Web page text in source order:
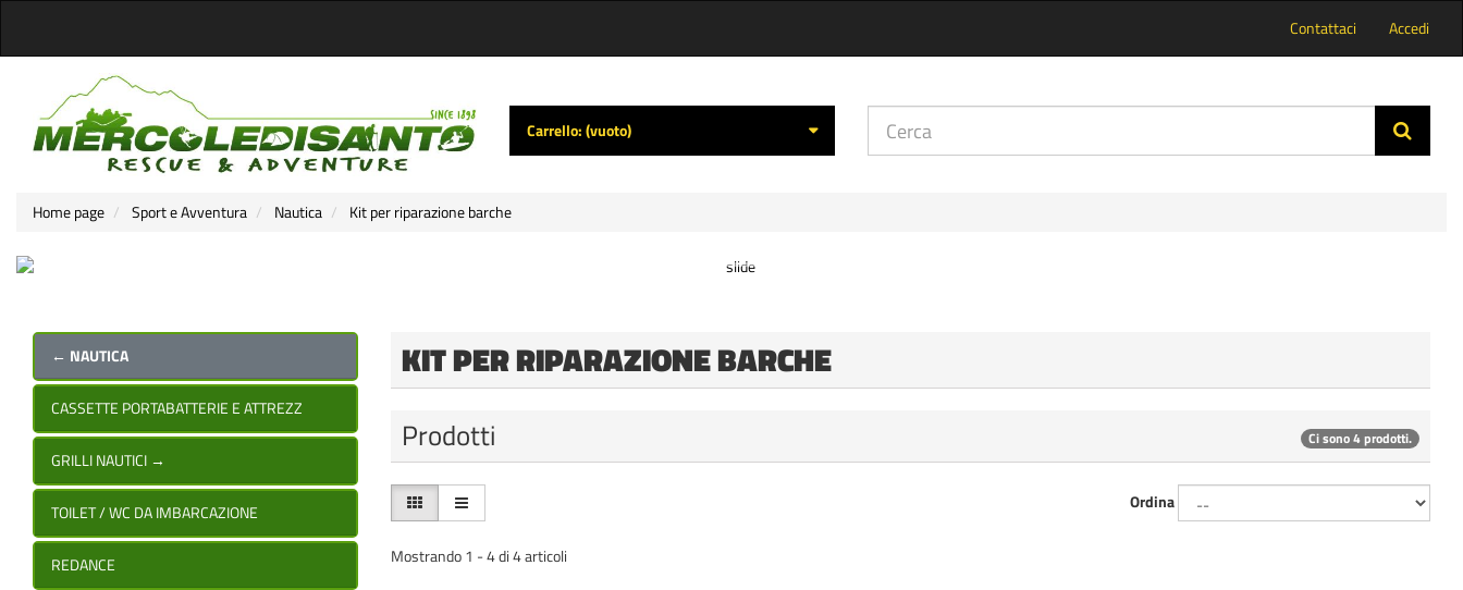
Contattaci Accedi
Carrello:(vuoto)
Home page Sport e Avventura Nautica Kit per riparazione barche
← NAUTICA
CASSETTE PORTABATTERIE E ATTREZZ
GRILLI NAUTICI →
TOILET / WC DA IMBARCAZIONE
REDANCE
KIT PER RIPARAZIONE BARCHE
Prodotti Ci sono 4 prodotti.
Ordina
Mostrando 1 - 4 di 4 articoli